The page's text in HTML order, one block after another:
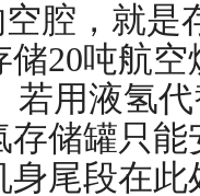
腔，就是
20吨航
若用液氢
储罐只
身尾段在